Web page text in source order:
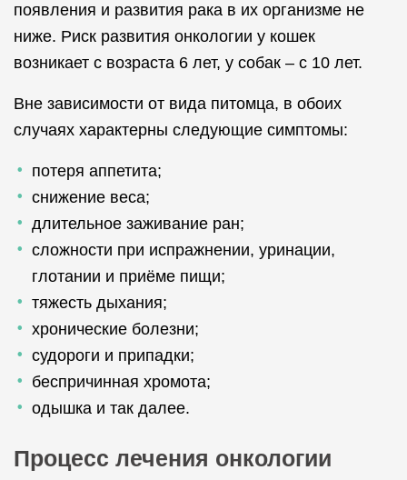
появления и развития рака в их организме не
ниже. Риск развития онкологии у кошек
возникает с возраста 6 лет, у собак – с 10 лет.
Вне зависимости от вида питомца, в обоих
случаях характерны следующие симптомы:
потеря аппетита;
снижение веса;
длительное заживание ран;
сложности при испражнении, уринации,
глотании и приёме пищи;
тяжесть дыхания;
хронические болезни;
судороги и припадки;
беспричинная хромота;
одышка и так далее.
Процесс лечения онкологии